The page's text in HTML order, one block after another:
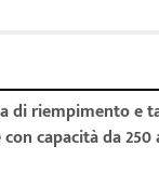
di riempimento e
capacità da 250